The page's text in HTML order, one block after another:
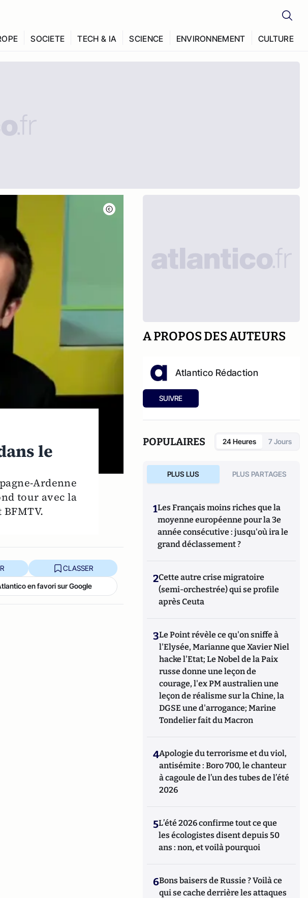
SOCIETE TECH & IA SCIENCE ENVIRONNEMENT CULTURE
le
Ardenne
tour avec la
CLASSER
en favori sur Google
A PROPOS DES AUTEURS
Atlantico Rédaction
SUIVRE
POPULAIRES 24 Heures 7 Jours
PLUS LUS PLUS PARTAGES
1Les Français moins riches que la
moyenne européenne pour la 3e
année consécutive : jusqu'où ira le
grand déclassement ?
2Cette autre crise migratoire
(semi-orchestrée) qui se profile
après Ceuta
3Le Point révèle ce qu'on sniffe à
l'Elysée, Marianne que Xavier Niel
hacke l'Etat; Le Nobel de la Paix
russe donne une leçon de
courage, l'ex PM australien une
leçon de réalisme sur la Chine, la
DGSE une d'arrogance; Marine
Tondelier fait du Macron
4Apologie du terrorisme et du viol,
antisémite : Boro 700, le chanteur
à cagoule de l’un des tubes de l’été
2026
5L’été 2026 confirme tout ce que
les écologistes disent depuis 50
ans : non, et voilà pourquoi
6Bons baisers de Russie ? Voilà ce
qui se cache derrière les attaques